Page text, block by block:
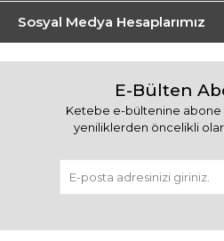
Sosyal Medya Hesaplarımız
E-Bülten
Ketebe e-bültenine abone
yeniliklerden öncelikli